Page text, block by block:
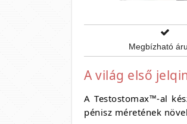
Megbízható
A világ első
A Testostomax™-al
pénisz méretének